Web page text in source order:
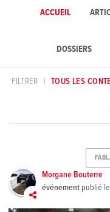
ACCUEIL
DOSSIERS
FILTRER | TOUS LES
Morgane Bouterre
événement publié